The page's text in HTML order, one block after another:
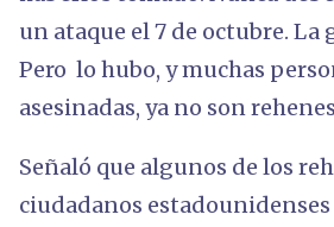
un ataque el 7 de octubre. La
Pero lo hubo, y muchas
asesinadas, ya no son
Señaló que algunos de los
ciudadanos